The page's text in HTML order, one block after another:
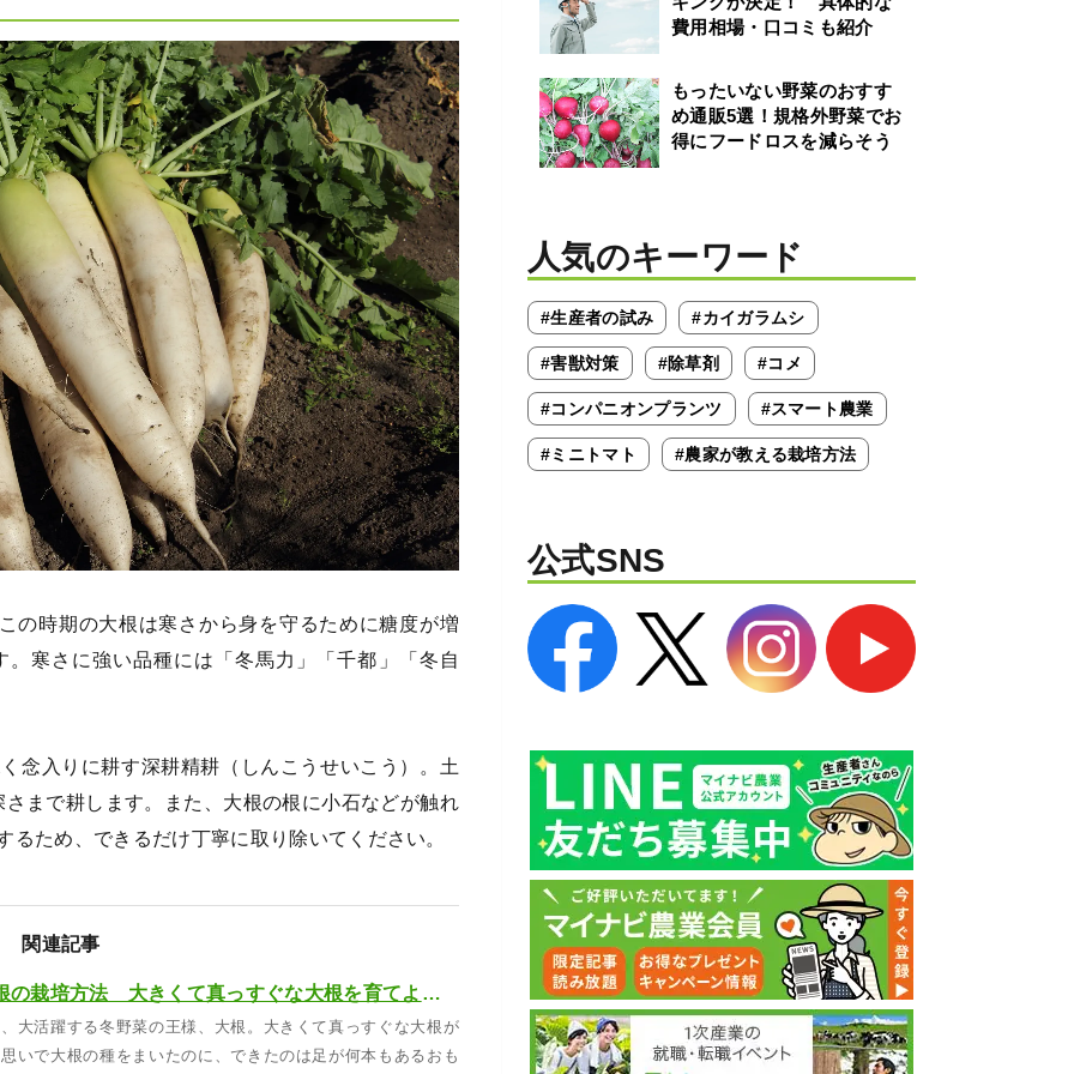
の時期の大根は寒さから身を守るために糖度が増
寒さに強い品種には「冬馬力」「千都」「冬自
念入りに耕す深耕精耕（しんこうせいこう）。土
まで耕します。また、大根の根に小石などが触れ
ため、できるだけ丁寧に取り除いてください。
関連記事
農家が教える大根の栽培方法 大きくて真っすぐな大根を育てよう！
大活躍する冬野菜の王様、大根。大きくて真っすぐな大根が
いで大根の種をまいたのに、できたのは足が何本もあるおも
費用相場・口コミも紹介
もったいない野菜のおすす
め通販5選！規格外野菜でお
得にフードロスを減らそう
人気のキーワード
#生産者の試み #カイガラムシ
#害獣対策 #除草剤 #コメ
#コンパニオンプランツ #スマート農業
#ミニトマト #農家が教える栽培方法
公式SNS